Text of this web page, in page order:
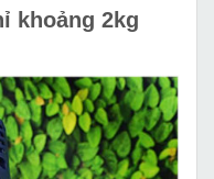
khoảng 2kg